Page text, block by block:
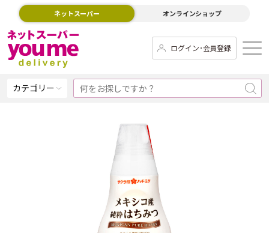
ネットスーパー オンラインショップ
ログイン･会員登録
カテゴリー